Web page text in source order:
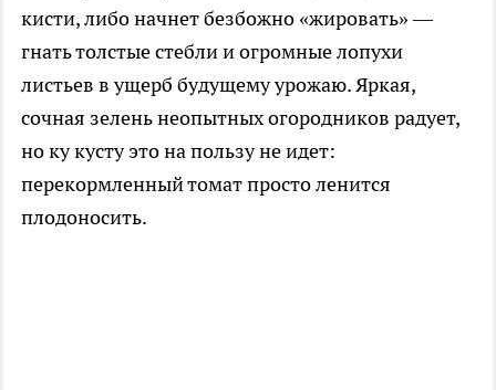
кисти, либо начнет безбожно «жировать» —
гнать толстые стебли и огромные лопухи
листьев в ущерб будущему урожаю. Яркая,
сочная зелень неопытных огородников радует,
но ку кусту это на пользу не идет:
перекормленный томат просто ленится
плодоносить.